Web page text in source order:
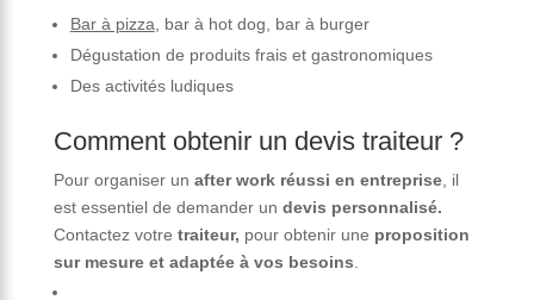
Bar à pizza , bar à hot dog, bar à burger
Dégustation de produits frais et gastronomiques
Des activités ludiques
Comment obtenir un devis traiteur ?
Pour organiser un after work réussi en entreprise, il
est essentiel de demander un devis personnalisé.
Contactez votre traiteur, pour obtenir une proposition
sur mesure et adaptée à vos besoins